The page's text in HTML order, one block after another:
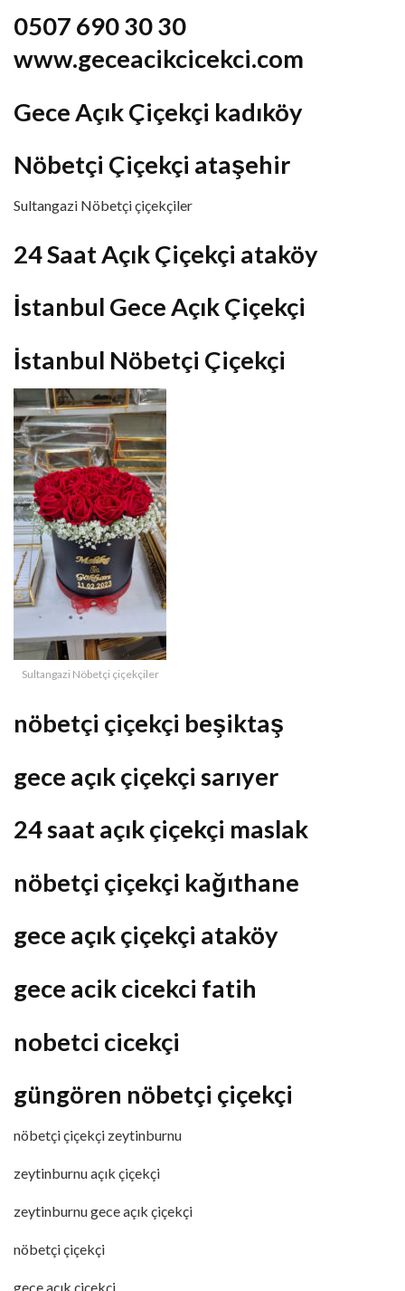
0507 690 30 30
www.geceacikcicekci.com
Gece Açık Çiçekçi kadıköy
Nöbetçi Çiçekçi ataşehir
Sultangazi Nöbetçi çiçekçiler
24 Saat Açık Çiçekçi ataköy
İstanbul Gece Açık Çiçekçi
İstanbul Nöbetçi Çiçekçi
Sultangazi Nöbetçi çiçekçiler
nöbetçi çiçekçi beşiktaş
gece açık çiçekçi sarıyer
24 saat açık çiçekçi maslak
nöbetçi çiçekçi kağıthane
gece açık çiçekçi ataköy
gece acik cicekci fatih
nobetci cicekçi
güngören nöbetçi çiçekçi
nöbetçi çiçekçi zeytinburnu
zeytinburnu açık çiçekçi
zeytinburnu gece açık çiçekçi
nöbetçi çiçekçi
gece açık çiçekçi